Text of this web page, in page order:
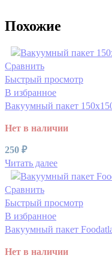
Похожие
Сравнить
Быстрый просмотр
В избранное
Вакуумный пакет
Нет в наличии
250 ₽
Читать далее
Сравнить
Быстрый просмотр
В избранное
Вакуумный пакет
Нет в наличии